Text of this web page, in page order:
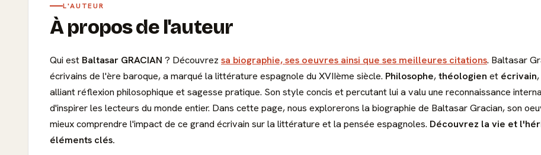
L'AUTEUR
À propos de l'auteur
Qui est Baltasar GRACIAN ? Découvrez sa biographie, ses oeuvres ainsi que ses meilleures citations. Baltasar
écrivains de l'ère baroque, a marqué la littérature espagnole du XVIIème siècle. Philosophe,théologien et écrivain
alliant réflexion philosophique et sagesse pratique. Son style concis et percutant lui a valu une reconnaissance
d'inspirer les lecteurs du monde entier. Dans cette page, nous explorerons la biographie de Baltasar Gracian, son
mieux comprendre l'impact de ce grand écrivain sur la littérature et la pensée espagnoles. Découvrez la vie et
éléments clés.